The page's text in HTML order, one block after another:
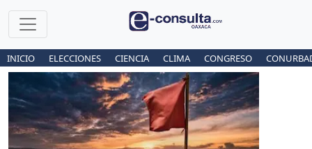
INICIO ELECCIONES CIENCIA CLIMA CONGRESO